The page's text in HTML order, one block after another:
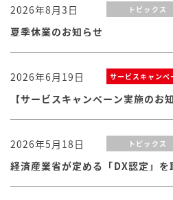
2026年8月3日 トピックス
夏季休業のお知らせ
2026年6月19日 サービスキャンペ
2026年5月18日 トピックス